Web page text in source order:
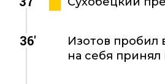
36'
Изотов пробил
на себя принял